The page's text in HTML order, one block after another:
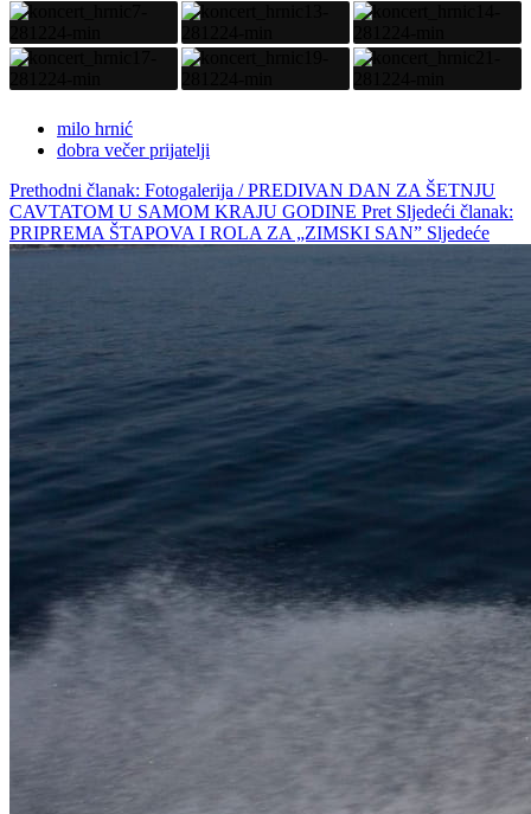
milo hrnić
dobra večer prijatelji
Prethodni članak: Fotogalerija / PREDIVAN DAN ZA ŠETNJU
CAVTATOM U SAMOM KRAJU GODINE Pret Sljedeći članak:
PRIPREMA ŠTAPOVA I ROLA ZA „ZIMSKI SAN” Sljedeće